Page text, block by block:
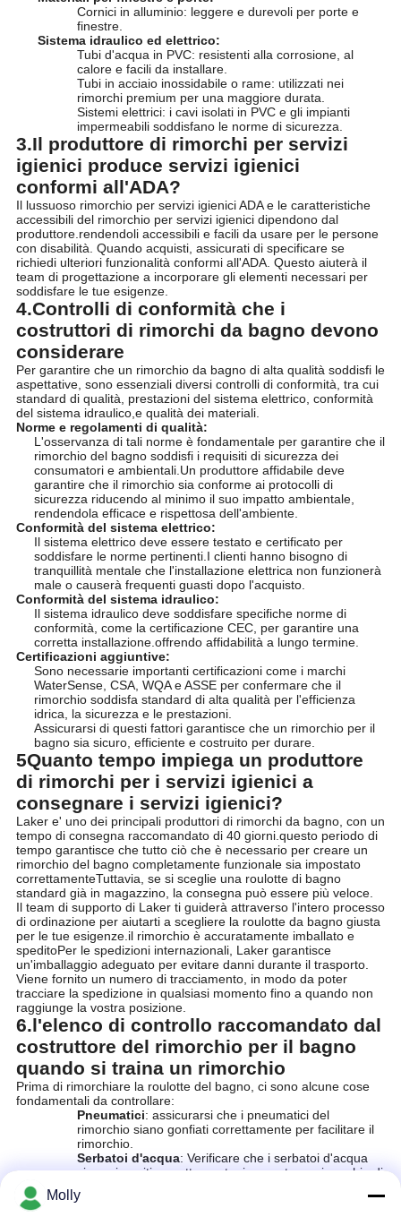
Cornici in alluminio: leggere e durevoli per porte e
finestre.
Sistema idraulico ed elettrico:
Tubi d'acqua in PVC: resistenti alla corrosione, al
calore e facili da installare.
Tubi in acciaio inossidabile o rame: utilizzati nei
rimorchi premium per una maggiore durata.
Sistemi elettrici: i cavi isolati in PVC e gli impianti
impermeabili soddisfano le norme di sicurezza.
3.Il produttore di rimorchi per servizi
igienici produce servizi igienici
conformi all'ADA?
Il lussuoso rimorchio per servizi igienici ADA e le caratteristiche
accessibili del rimorchio per servizi igienici dipendono dal
produttore.rendendoli accessibili e facili da usare per le persone
con disabilità. Quando acquisti, assicurati di specificare se
richiedi ulteriori funzionalità conformi all'ADA. Questo aiuterà il
team di progettazione a incorporare gli elementi necessari per
soddisfare le tue esigenze.
4.Controlli di conformità che i
costruttori di rimorchi da bagno devono
considerare
Per garantire che un rimorchio da bagno di alta qualità soddisfi le
aspettative, sono essenziali diversi controlli di conformità, tra cui
standard di qualità, prestazioni del sistema elettrico, conformità
del sistema idraulico,e qualità dei materiali.
Norme e regolamenti di qualità:
L'osservanza di tali norme è fondamentale per garantire che il
rimorchio del bagno soddisfi i requisiti di sicurezza dei
consumatori e ambientali.Un produttore affidabile deve
garantire che il rimorchio sia conforme ai protocolli di
sicurezza riducendo al minimo il suo impatto ambientale,
rendendola efficace e rispettosa dell'ambiente.
Conformità del sistema elettrico:
Il sistema elettrico deve essere testato e certificato per
soddisfare le norme pertinenti.I clienti hanno bisogno di
tranquillità mentale che l'installazione elettrica non funzionerà
male o causerà frequenti guasti dopo l'acquisto.
Conformità del sistema idraulico:
Il sistema idraulico deve soddisfare specifiche norme di
conformità, come la certificazione CEC, per garantire una
corretta installazione.offrendo affidabilità a lungo termine.
Certificazioni aggiuntive:
Sono necessarie importanti certificazioni come i marchi
WaterSense, CSA, WQA e ASSE per confermare che il
rimorchio soddisfa standard di alta qualità per l'efficienza
idrica, la sicurezza e le prestazioni.
Assicurarsi di questi fattori garantisce che un rimorchio per il
bagno sia sicuro, efficiente e costruito per durare.
5Quanto tempo impiega un produttore
di rimorchi per i servizi igienici a
consegnare i servizi igienici?
Laker e' uno dei principali produttori di rimorchi da bagno, con un
tempo di consegna raccomandato di 40 giorni.questo periodo di
tempo garantisce che tutto ciò che è necessario per creare un
rimorchio del bagno completamente funzionale sia impostato
correttamenteTuttavia, se si sceglie una roulotte di bagno
standard già in magazzino, la consegna può essere più veloce.
Il team di supporto di Laker ti guiderà attraverso l'intero processo
di ordinazione per aiutarti a scegliere la roulotte da bagno giusta
per le tue esigenze.il rimorchio è accuratamente imballato e
speditoPer le spedizioni internazionali, Laker garantisce
un'imballaggio adeguato per evitare danni durante il trasporto.
Viene fornito un numero di tracciamento, in modo da poter
tracciare la spedizione in qualsiasi momento fino a quando non
raggiunge la vostra posizione.
6.l'elenco di controllo raccomandato dal
costruttore del rimorchio per il bagno
quando si traina un rimorchio
Prima di rimorchiare la roulotte del bagno, ci sono alcune cose
fondamentali da controllare:
Pneumatici: assicurarsi che i pneumatici del
rimorchio siano gonfiati correttamente per facilitare il
rimorchio.
Serbatoi d'acqua: Verificare che i serbatoi d'acqua
siano riempiti correttamente, in quanto un rimorchio di
Serbatoio dei rifiuti
: Assicurarsi che il serbatoio dei
Molly